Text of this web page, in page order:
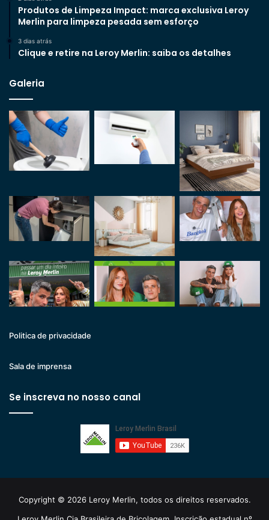
Produtos de Limpeza Impact: marca exclusiva Leroy
Merlin para limpeza pesada sem esforço
3 dias atrás
Clique e retire na Leroy Merlin: saiba os detalhes
Galeria
Politica de privacidade
Sala de imprensa
Se inscreva no nosso canal
Copyright © 2026 Leroy Merlin, todos os direitos reservados.